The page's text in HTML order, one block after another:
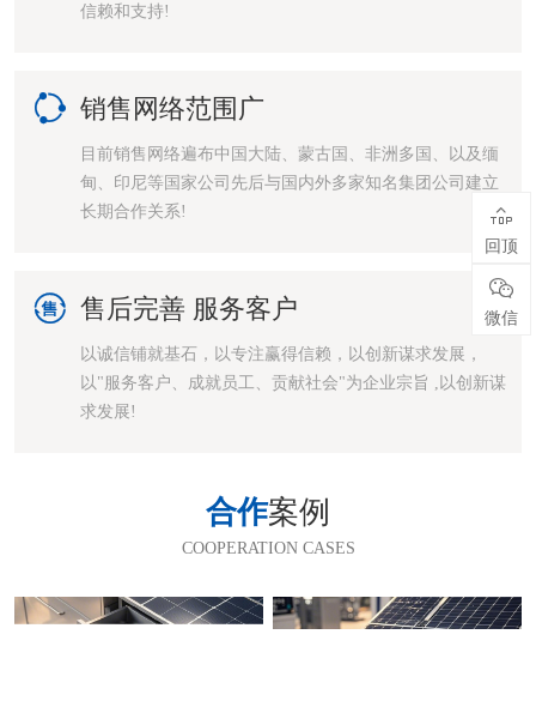
信赖和支持!
 销售网络范围广
目前销售网络遍布中国大陆、蒙古国、非洲多国、以及缅
甸、印尼等国家公司先后与国内外多家知名集团公司建立
长期合作关系!
 售后完善 服务客户
以诚信铺就基石，以专注赢得信赖，以创新谋求发展，
以"服务客户、成就员工、贡献社会"为企业宗旨 ,以创新谋
求发展!
合作案例
COOPERATION CASES

回顶

微信